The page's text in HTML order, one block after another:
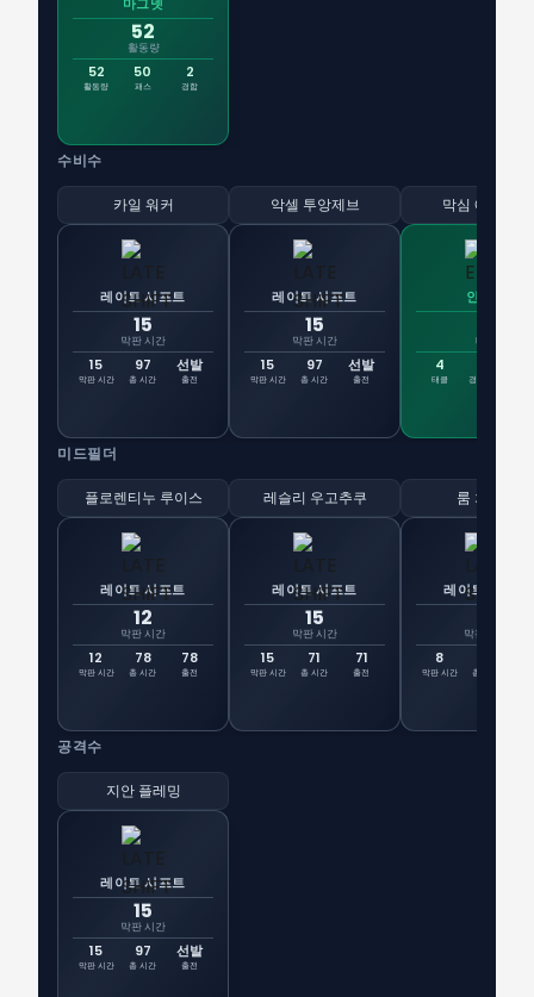
52
활동량
52
활동량
50
패스
2
경합
수비수
카일 워커
레이트 시프트
15
막판 시간
15
막판 시간
97
총 시간
선발
출전
악셀 투앙제브
레이트 시프트
15
막판 시간
15
막판 시간
97
총 시간
선발
출전
막심 에스테브
인포서
태클
4
태클 경합 승리
미드필더
플로렌티누 루이스
레이트 시프트
12
막판 시간
12
막판 시간
78
총 시간
78
출전
레슬리 우고추쿠
레이트 시프트
15
막판 시간
15
막판 시간
71
총 시간
71
출전
룸 차우나
레이트 시프트
막판 시간
8
막판 시간 총 시간
공격수
지안 플레밍
레이트 시프트
15
막판 시간
15
막판 시간
97
총 시간
선발
출전